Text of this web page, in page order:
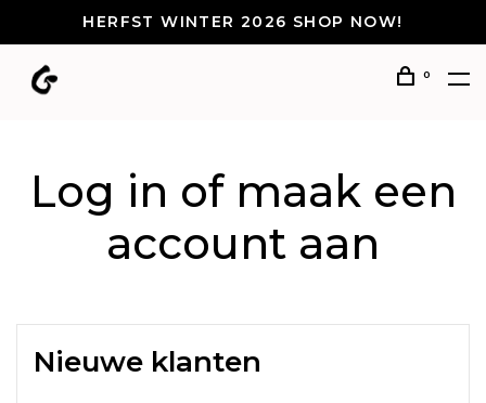
HERFST WINTER 2026 SHOP NOW!
0
Log in of maak een
account aan
Nieuwe klanten